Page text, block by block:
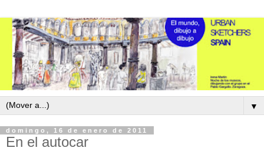
▼
domingo, 16 de enero de 2011
En el autocar